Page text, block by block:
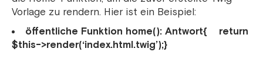
Vorlage zu rendern. Hier ist ein Beispiel:
öffentliche Funktion home(): Antwort{ return
$this->render(‘index.html.twig’);}